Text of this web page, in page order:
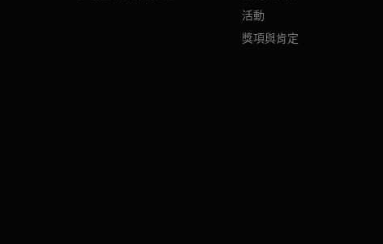
活動
獎項與肯定